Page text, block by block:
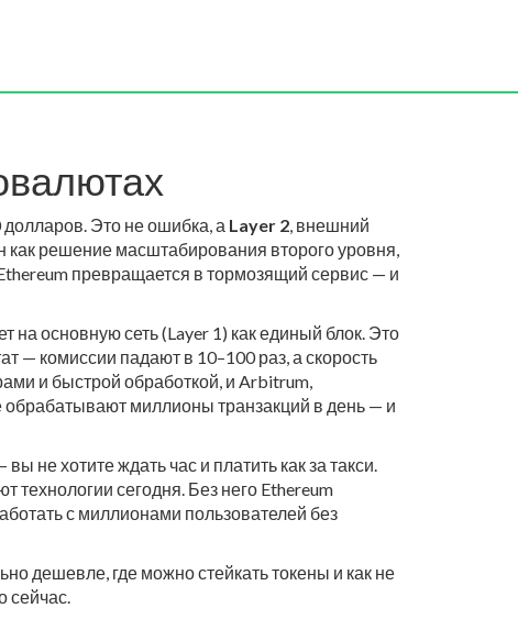
долларов. Это не ошибка, а Layer 2, внешний
как решение масштабирования второго уровня,
превращается в тормозящий сервис — и
на основную сеть (Layer 1) как единый блок. Это
— комиссии падают в 10–100 раз, а скорость
и быстрой обработкой, и Arbitrum,
обрабатывают миллионы транзакций в день — и
не хотите ждать час и платить как за такси.
технологии сегодня. Без него Ethereum
с миллионами пользователей без
дешевле, где можно стейкать токены и как не
сейчас.